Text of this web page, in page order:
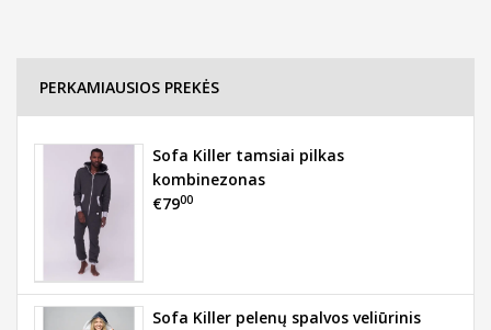
PERKAMIAUSIOS PREKĖS
Sofa Killer tamsiai pilkas
kombinezonas
€7900
Sofa Killer pelenų spalvos veliūrinis